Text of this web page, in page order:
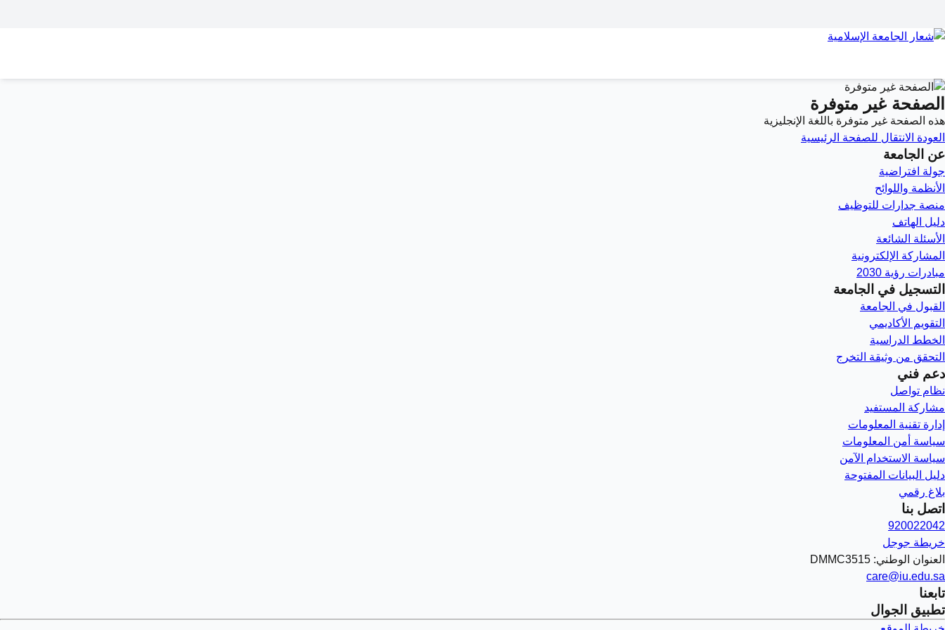
الصفحة غير متوفرة
هذه الصفحة غير متوفرة باللغة الإنجليزية
العودة الانتقال للصفحة الرئيسية
عن الجامعة
جولة افتراضية
الأنظمة واللوائح
منصة جدارات للتوظيف
دليل الهاتف
الأسئلة الشائعة
المشاركة الإلكترونية
مبادرات رؤية 2030
التسجيل في الجامعة
القبول في الجامعة
التقويم الأكاديمي
الخطط الدراسية
التحقق من وثيقة التخرج
دعم فني
نظام تواصل
مشاركة المستفيد
إدارة تقنية المعلومات
سياسة أمن المعلومات
سياسة الاستخدام الآمن
دليل البيانات المفتوحة
بلاغ رقمي
اتصل بنا
920022042
خريطة جوجل
العنوان الوطني: DMMC3515
care@iu.edu.sa
تابعنا
تطبيق الجوال